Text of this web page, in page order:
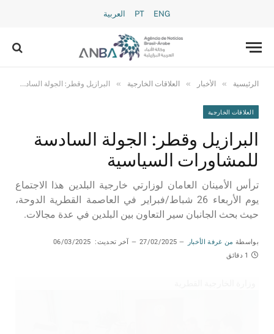
PT ENG العربية
الرئيسية » الأخبار » العلاقات الخارجية » البرازيل وقطر: الجولة السادسة للمشاورات السياسية
العلاقات الخارجية
البرازيل وقطر: الجولة السادسة
للمشاورات السياسية
ترأس الأمينان العامان لوزارتي خارجية البلدين هذا الاجتماع
يوم الأربعاء 26 شباط/فبراير في العاصمة القطرية الدوحة،
حيث بحث الجانبان سير التعاون بين البلدين في عدة مجالات.
بواسطة من غرفة الأخبار 27/02/2025 آخر تحديث: 06/03/2025
1 دقائق